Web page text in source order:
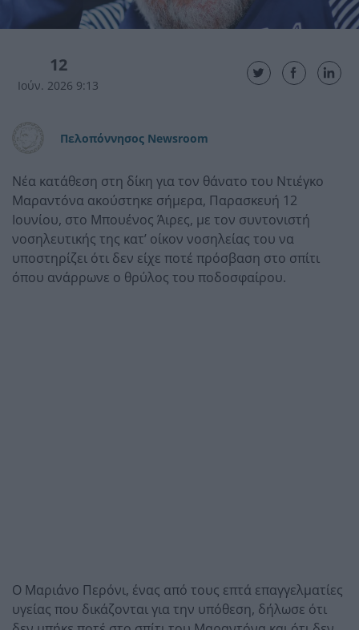
12
Ιούν. 2026 9:13
Πελοπόννησος Newsroom
Νέα κατάθεση στη δίκη για τον θάνατο του Ντιέγκο
Μαραντόνα ακούστηκε σήμερα, Παρασκευή 12
Ιουνίου, στο Μπουένος Άιρες, με τον συντονιστή
νοσηλευτικής της κατ’ οίκον νοσηλείας του να
υποστηρίζει ότι δεν είχε ποτέ πρόσβαση στο σπίτι
όπου ανάρρωνε ο θρύλος του ποδοσφαίρου.
Ο Μαριάνο Περόνι, ένας από τους επτά επαγγελματίες
υγείας που δικάζονται για την υπόθεση, δήλωσε ότι